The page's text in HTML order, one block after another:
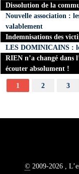
Dissolution de la
Nouvelle association :
valablement
Indemnisations des
LES DOMINICAINS :
RIEN n’a changé dans
écouter absolument !
1 2 3
©2009-2026 ,